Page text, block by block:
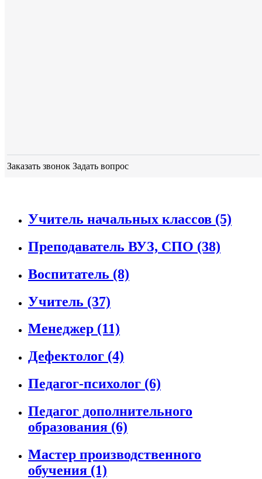
Заказать звонок Задать вопрос
Учитель начальных классов (5)
Преподаватель ВУЗ, СПО (38)
Воспитатель (8)
Учитель (37)
Менеджер (11)
Дефектолог (4)
Педагог-психолог (6)
Педагог дополнительного
образования (6)
Мастер производственного
обучения (1)